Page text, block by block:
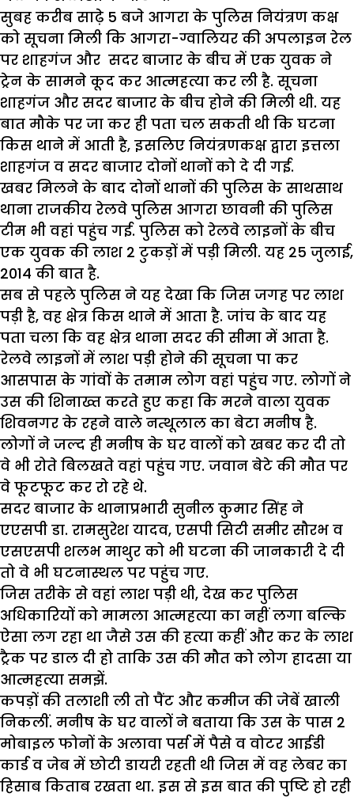
सुबह करीब साढ़े 5 बजे आगरा के पुलिस नियंत्रण कक्ष
को सूचना मिली कि आगरा-ग्वालियर की अपलाइन रेल
पर शाहगंज और सदर बाजार के बीच में एक युवक ने
ट्रेन के सामने कूद कर आत्महत्या कर ली है. सूचना
शाहगंज और सदर बाजार के बीच होने की मिली थी. यह
बात मौके पर जा कर ही पता चल सकती थी कि घटना
किस थाने में आती है, इसलिए नियंत्रणकक्ष द्वारा इत्तला
शाहगंज व सदर बाजार दोनों थानों को दे दी गई.
खबर मिलने के बाद दोनों थानों की पुलिस के साथसाथ
थाना राजकीय रेलवे पुलिस आगरा छावनी की पुलिस
टीम भी वहां पहुंच गई. पुलिस को रेलवे लाइनों के बीच
एक युवक की लाश 2 टुकड़ों में पड़ी मिली. यह 25 जुलाई,
2014 की बात है.
सब से पहले पुलिस ने यह देखा कि जिस जगह पर लाश
पड़ी है, वह क्षेत्र किस थाने में आता है. जांच के बाद यह
पता चला कि वह क्षेत्र थाना सदर की सीमा में आता है.
रेलवे लाइनों में लाश पड़ी होने की सूचना पा कर
आसपास के गांवों के तमाम लोग वहां पहुंच गए. लोगों ने
उस की शिनाख्त करते हुए कहा कि मरने वाला युवक
शिवनगर के रहने वाले नत्थूलाल का बेटा मनीष है.
लोगों ने जल्द ही मनीष के घर वालों को खबर कर दी तो
वे भी रोते बिलखते वहां पहुंच गए. जवान बेटे की मौत पर
वे फूटफूट कर रो रहे थे.
सदर बाजार के थानाप्रभारी सुनील कुमार सिंह ने
एएसपी डा. रामसुरेश यादव, एसपी सिटी समीर सौरभ व
एसएसपी शलभ माथुर को भी घटना की जानकारी दे दी
तो वे भी घटनास्थल पर पहुंच गए.
जिस तरीके से वहां लाश पड़ी थी, देख कर पुलिस
अधिकारियों को मामला आत्महत्या का नहीं लगा बल्कि
ऐसा लग रहा था जैसे उस की हत्या कहीं और कर के लाश
ट्रैक पर डाल दी हो ताकि उस की मौत को लोग हादसा या
आत्महत्या समझें.
कपड़ों की तलाशी ली तो पैंट और कमीज की जेबें खाली
निकलीं. मनीष के घर वालों ने बताया कि उस के पास 2
मोबाइल फोनों के अलावा पर्स में पैसे व वोटर आईडी
कार्ड व जेब में छोटी डायरी रहती थी जिस में वह लेबर का
हिसाब किताब रखता था. इस से इस बात की पुष्टि हो रही